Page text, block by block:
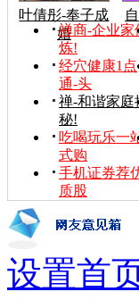
叶倩彤-奉子成
婚
禅商-企业家
炼!
经穴健康1点
通-头
禅-和谐家庭
秘!
吃喝玩乐一
式购
手机证券荐
质股
设置首